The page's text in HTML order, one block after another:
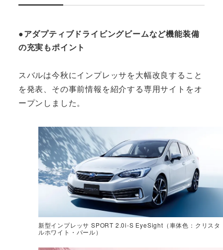
●アダプティブドライビングビームなど機能装備
の充実もポイント
スバルは今秋にインプレッサを大幅改良すること
を発表、その事前情報を紹介する専用サイトをオ
ープンしました。
新型インプレッサ SPORT 2.0i-S EyeSight（車体色：クリスタ
ルホワイト・パール）